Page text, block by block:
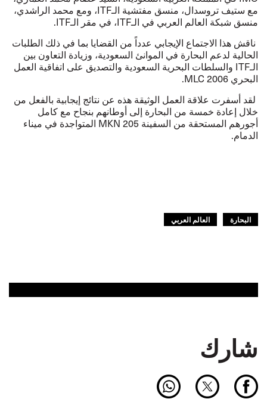
مع ستيف تروسدال، منسق مفتشية الـITF، ومع محمد الراشدي،
منسق شبكة العالم العربي في الـITF، في مقر الـITF
.
ناقش هذا الاجتماع الإيجابي عدداً من القضايا بما في ذلك الطلبات
الحالية لدعم البحارة في الموانئ السعودية، وزيادة التعاون بين
الـITF والسلطات البحرية السعودية والتصديق على اتفاقية العمل
البحري MLC 2006
.
لقد أسفرت علاقة العمل الوثيقة هذه عن نتائج إيجابية بالفعل من
خلال إعادة خمسة من البحارة إلى أوطانهم بنجاح مع كامل
أجورهم المستحقة من السفينة MKN 205 المتواجدة في ميناء
الدمام.
البحارة العالم العربي
شارك